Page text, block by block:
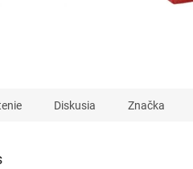
Diskusia Značka